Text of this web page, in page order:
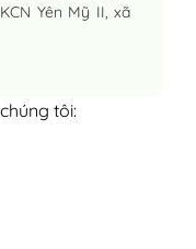
Yên Mỹ II, xã
tôi: